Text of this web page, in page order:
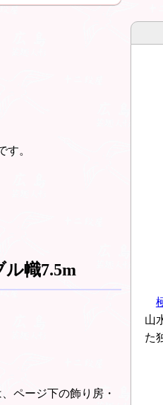
す。
幟7.5m
ページ下の飾り房・
山
た